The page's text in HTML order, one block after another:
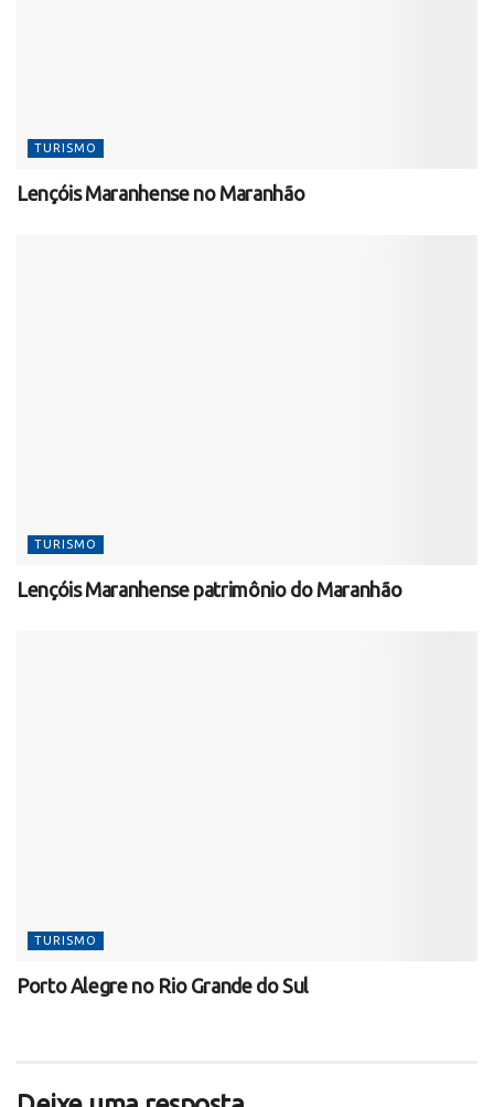
TURISMO
Lençóis Maranhense no Maranhão
TURISMO
Lençóis Maranhense patrimônio do Maranhão
TURISMO
Porto Alegre no Rio Grande do Sul